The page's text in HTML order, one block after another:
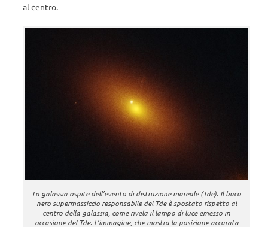
al centro.
La galassia ospite dell’evento di distruzione mareale (Tde). Il buco
nero supermassiccio responsabile del Tde è spostato rispetto al
centro della galassia, come rivela il lampo di luce emesso in
occasione del Tde. L’immagine, che mostra la posizione accurata